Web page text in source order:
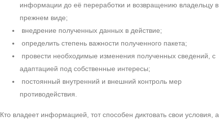
информации до её переработки и возвращению владельцу в
прежнем виде;
внедрение полученных данных в действие;
определить степень важности полученного пакета;
провести необходимые изменения полученных сведений, с
адаптацией под собственные интересы;
постоянный внутренний и внешний контроль мер
противодействия.
Кто владеет информацией, тот способен диктовать свои условия, а